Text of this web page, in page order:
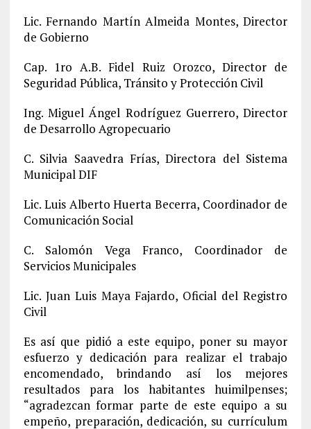
Lic. Fernando Martín Almeida Montes, Director
de Gobierno
Cap. 1ro A.B. Fidel Ruiz Orozco, Director de
Seguridad Pública, Tránsito y Protección Civil
Ing. Miguel Ángel Rodríguez Guerrero, Director
de Desarrollo Agropecuario
C. Silvia Saavedra Frías, Directora del Sistema
Municipal DIF
Lic. Luis Alberto Huerta Becerra, Coordinador de
Comunicación Social
C. Salomón Vega Franco, Coordinador de
Servicios Municipales
Lic. Juan Luis Maya Fajardo, Oficial del Registro
Civil
Es así que pidió a este equipo, poner su mayor
esfuerzo y dedicación para realizar el trabajo
encomendado, brindando así los mejores
resultados para los habitantes huimilpenses;
“agradezcan formar parte de este equipo a su
empeño, preparación, dedicación, su currículum